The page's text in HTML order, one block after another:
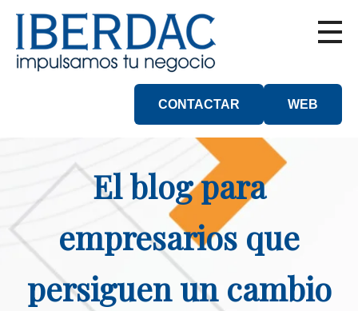
WEB
CONTACTAR
El blog para
empresarios que
persiguen un cambio